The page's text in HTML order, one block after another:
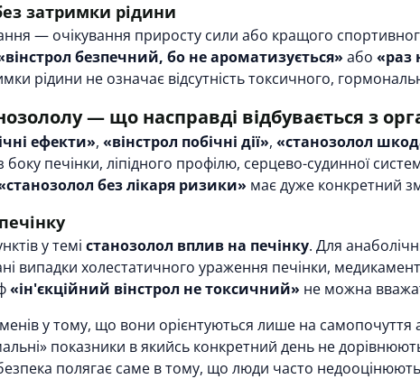
затримки рідини
— очікування приросту сили або кращого спортивного
безпечний, бо не ароматизується» або «раз
рідини не означає відсутність токсичного,
— що насправді відбувається з
ефекти», «вінстрол побічні дії», «станозолол
боку печінки, ліпідного профілю, серцево-судинної
без лікаря ризики» має дуже конкретний
у темі станозолол вплив на печінку. Для
випадки холестатичного ураження печінки,
«ін'єкційний вінстрол не токсичний» не можна
у тому, що вони орієнтуються лише на самопочуття
показники в якийсь конкретний день не дорівнюють
полягає саме в тому, що люди часто